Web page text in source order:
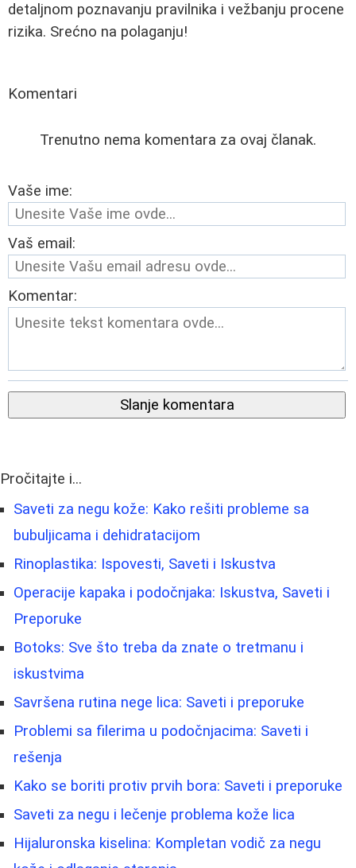
detaljnom poznavanju pravilnika i vežbanju procene
rizika. Srećno na polaganju!
Komentari
Trenutno nema komentara za ovaj članak.
Vaše ime:
Vaš email:
Komentar:
Slanje komentara
Pročitajte i...
Saveti za negu kože: Kako rešiti probleme sa
bubuljicama i dehidratacijom
Rinoplastika: Ispovesti, Saveti i Iskustva
Operacije kapaka i podočnjaka: Iskustva, Saveti i
Preporuke
Botoks: Sve što treba da znate o tretmanu i
iskustvima
Savršena rutina nege lica: Saveti i preporuke
Problemi sa filerima u podočnjacima: Saveti i
rešenja
Kako se boriti protiv prvih bora: Saveti i preporuke
Saveti za negu i lečenje problema kože lica
Hijaluronska kiselina: Kompletan vodič za negu